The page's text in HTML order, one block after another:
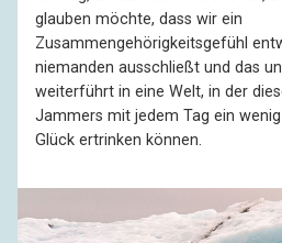
glauben möchte, dass wir ein
Zusammengehörigkeitsgefühl
niemanden ausschließt und das
weiterführt in eine Welt, in der
Jammers mit jedem Tag ein
Glück ertrinken können.